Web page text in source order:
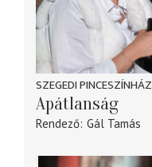
SZEGEDI PINCESZÍNHÁZ
Apátlanság
Rendező Gál Tamás